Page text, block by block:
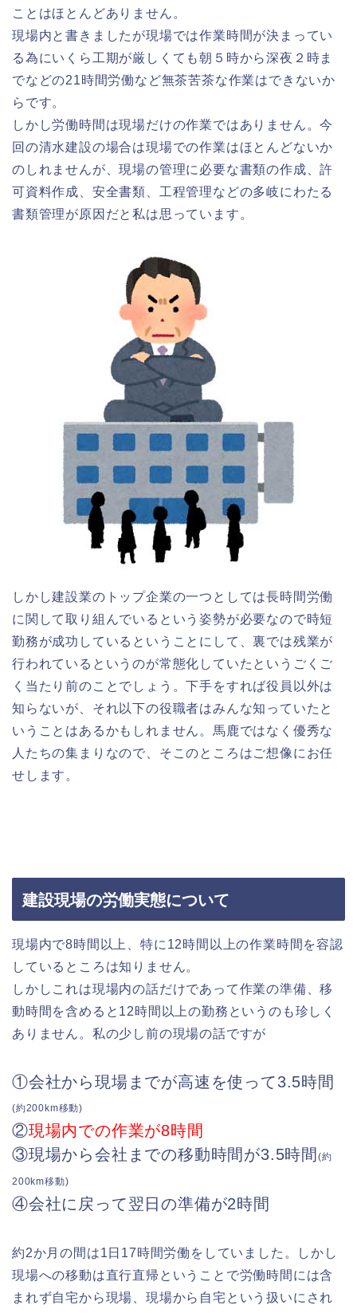
ことはほとんどありません。
現場内と書きましたが現場では作業時間が決まってい
る為にいくら工期が厳しくても朝５時から深夜２時ま
でなどの21時間労働など無茶苦茶な作業はできないか
らです。
しかし労働時間は現場だけの作業ではありません。今
回の清水建設の場合は現場での作業はほとんどないか
のしれませんが、現場の管理に必要な書類の作成、許
可資料作成、安全書類、工程管理などの多岐にわたる
書類管理が原因だと私は思っています。
しかし建設業のトップ企業の一つとしては長時間労働
に関して取り組んでいるという姿勢が必要なので時短
勤務が成功しているということにして、裏では残業が
行われているというのが常態化していたというごくご
く当たり前のことでしょう。下手をすれば役員以外は
知らないが、それ以下の役職者はみんな知っていたと
いうことはあるかもしれません。馬鹿ではなく優秀な
人たちの集まりなので、そこのところはご想像にお任
せします。
建設現場の労働実態について
現場内で8時間以上、特に12時間以上の作業時間を容認
しているところは知りません。
しかしこれは現場内の話だけであって作業の準備、移
動時間を含めると12時間以上の勤務というのも珍しく
ありません。私の少し前の現場の話ですが
①会社から現場までが高速を使って3.5時間
(約200km移動)
②現場内での作業が8時間
③現場から会社までの移動時間が3.5時間 (約
200km移動)
④会社に戻って翌日の準備が2時間
約2か月の間は1日17時間労働をしていました。しかし
現場への移動は直行直帰ということで労働時間には含
まれず自宅から現場、現場から自宅という扱いにされ